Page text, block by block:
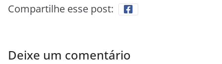
Compartilhe esse post:
Deixe um comentário